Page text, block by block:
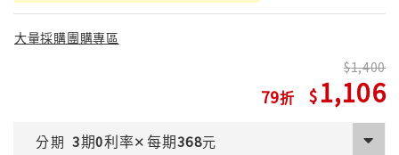
大量採購團購專區
79
1,400
1,106
分期 3期0利率✕每期368元